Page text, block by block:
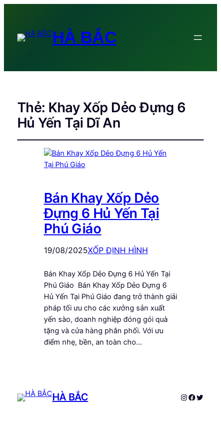
HÀ BẮC
Thẻ: Khay Xốp Dẻo Đựng 6
Hủ Yến Tại Dĩ An
Bán Khay Xốp Dẻo
Đựng 6 Hủ Yến Tại
Phú Giáo
19/08/2025XỐP ĐỊNH HÌNH
Bán Khay Xốp Dẻo Đựng 6 Hủ Yến Tại
Phú Giáo Bán Khay Xốp Dẻo Đựng 6
Hủ Yến Tại Phú Giáo đang trở thành giải
pháp tối ưu cho các xưởng sản xuất
yến sào, doanh nghiệp đóng gói quà
tặng và cửa hàng phân phối. Với ưu
điểm nhẹ, bền, an toàn cho…
HÀ BẮC Instagram